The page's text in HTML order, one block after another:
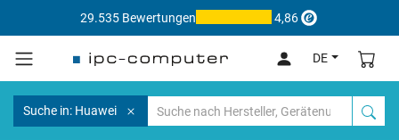
29.535 Bewertungen 4,86
DE
Suche in: Huawei